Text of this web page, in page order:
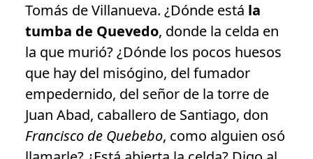
Tomás de Villanueva. ¿Dónde está la
tumba de Quevedo, donde la celda en
la que murió? ¿Dónde los pocos huesos
que hay del misógino, del fumador
empedernido, del señor de la torre de
Juan Abad, caballero de Santiago, don
Francisco de Quebebo, como alguien osó